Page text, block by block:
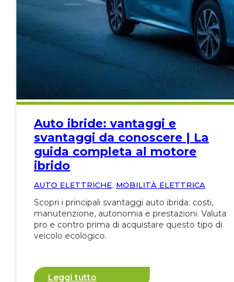
Auto ibride: vantaggi e
svantaggi da conoscere | La
guida completa al motore
ibrido
AUTO ELETTRICHE, MOBILITÀ ELETTRICA
Scopri i principali svantaggi auto ibrida: costi,
manutenzione, autonomia e prestazioni. Valuta
pro e contro prima di acquistare questo tipo di
veicolo ecologico.
Leggi tutto